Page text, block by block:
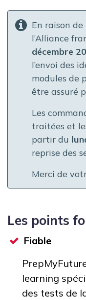
En raison
l’Alliance
décembre
l’envoi des
modules de
être assuré
Les
traitées et
partir du
reprise des
Merci de
Les points
Fiable
learning
des tests de